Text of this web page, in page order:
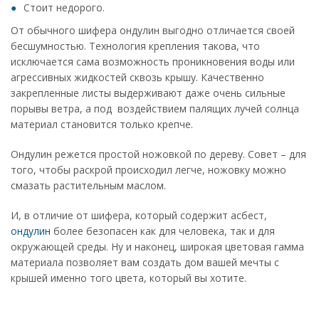
Стоит недорого.
От обычного шифера ондулин выгодно отличается своей
бесшумностью. Технология крепления такова, что
исключается сама возможность проникновения воды или
агрессивных жидкостей сквозь крышу. Качественно
закрепленные листы выдерживают даже очень сильные
порывы ветра, а под воздействием палящих лучей солнца
материал становится только крепче.
Ондулин режется простой ножовкой по дереву. Совет – для
того, чтобы раскрой происходил легче, ножовку можно
смазать растительным маслом.
И, в отличие от шифера, который содержит асбест,
ондулин более безопасен как для человека, так и для
окружающей среды. Ну и наконец, широкая цветовая гамма
материала позволяет вам создать дом вашей мечты с
крышей именно того цвета, который вы хотите.